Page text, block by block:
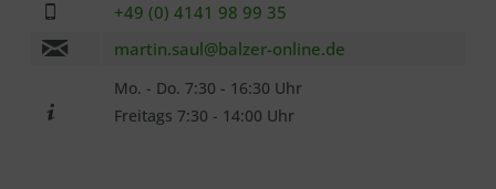
+49 (0) 4141 98 99 35
martin.saul@balzer-online.de
Mo. - Do. 7:30 - 16:30 Uhr
Freitags 7:30 - 14:00 Uhr